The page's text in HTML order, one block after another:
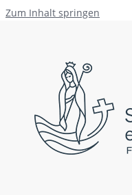
Zum Inhalt springen